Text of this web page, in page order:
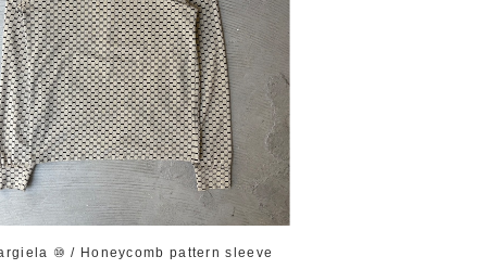
⑩ / Honeycomb pattern sleeve